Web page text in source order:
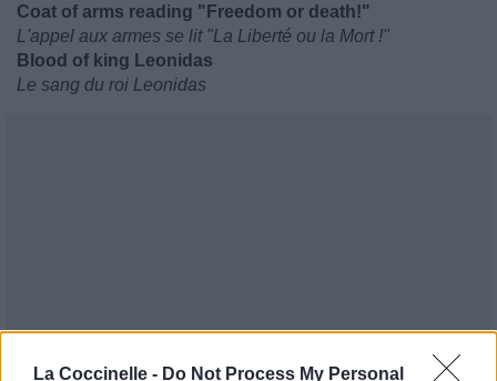
La Coccinelle - Do Not Process My Personal
Coat of arms reading "Freedom or death!"
L'appel aux armes se lit "La Liberté ou la Mort !"
Blood of king Leonidas
Le sang du roi Leonidas